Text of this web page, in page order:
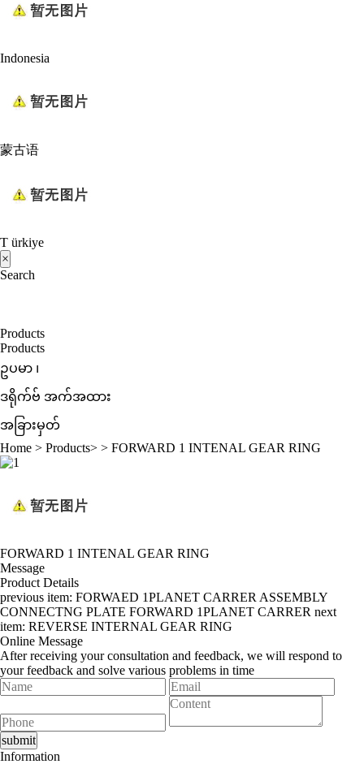
Indonesia
蒙古语
T ürkiye
×
Search
Products
Products
ဥပမာ ၊
ဒရိုက်ဗ် အက်အထား
အခြားမှတ်
Home > Products> > FORWARD 1 INTENAL GEAR RING
FORWARD 1 INTENAL GEAR RING
Message
Product Details
previous item: FORWAED 1PLANET CARRER ASSEMBLY
CONNECTNG PLATE FORWARD 1PLANET CARRER next
item: REVERSE INTERNAL GEAR RING
Online Message
After receiving your consultation and feedback, we will respond to
your feedback and solve various problems in time
Information